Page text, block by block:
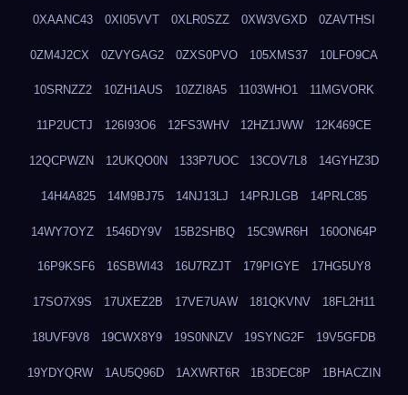
0XAANC43 0XI05VVT 0XLR0SZZ 0XW3VGXD 0ZAVTHSI
0ZM4J2CX 0ZVYGAG2 0ZXS0PVO 105XMS37 10LFO9CA
10SRNZZ2 10ZH1AUS 10ZZI8A5 1103WHO1 11MGVORK
11P2UCTJ 126I93O6 12FS3WHV 12HZ1JWW 12K469CE
12QCPWZN 12UKQO0N 133P7UOC 13COV7L8 14GYHZ3D
14H4A825 14M9BJ75 14NJ13LJ 14PRJLGB 14PRLC85
14WY7OYZ 1546DY9V 15B2SHBQ 15C9WR6H 160ON64P
16P9KSF6 16SBWI43 16U7RZJT 179PIGYE 17HG5UY8
17SO7X9S 17UXEZ2B 17VE7UAW 181QKVNV 18FL2H11
18UVF9V8 19CWX8Y9 19S0NNZV 19SYNG2F 19V5GFDB
19YDYQRW 1AU5Q96D 1AXWRT6R 1B3DEC8P 1BHACZIN